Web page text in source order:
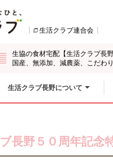
生活クラブ連合会
生協の食材宅配【生活クラブ長野
国産、無添加、減農薬、こだわ
生活クラブ長野について
長野５０周年記念